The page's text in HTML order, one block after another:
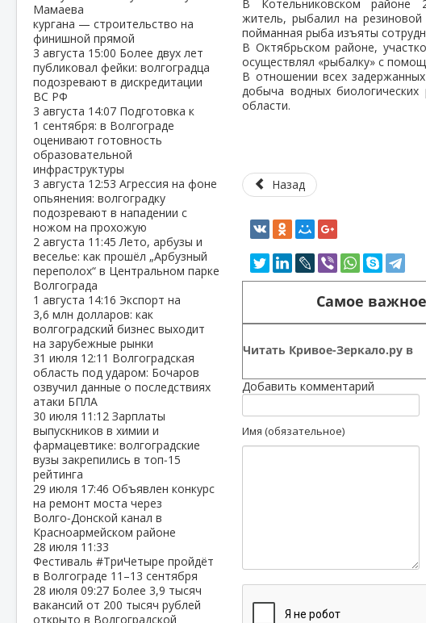
Мамаева
кургана — строительство на
финишной прямой
3 августа 15:00 Более двух лет
публиковал фейки: волгоградца
подозревают в дискредитации
ВС РФ
3 августа 14:07 Подготовка к
1 сентября: в Волгограде
оценивают готовность
образовательной
инфраструктуры
3 августа 12:53 Агрессия на фоне
опьянения: волгоградку
подозревают в нападении с
ножом на прохожую
2 августа 11:45Лето, арбузы и
веселье: как прошёл „Арбузный
переполох“ в Центральном парке
Волгограда
1 августа 14:16 Экспорт на
3,6 млн долларов: как
волгоградский бизнес выходит
на зарубежные рынки
31 июля 12:11 Волгоградская
область под ударом: Бочаров
озвучил данные о последствиях
атаки БПЛА
30 июля 11:12 Зарплаты
выпускников в химии и
фармацевтике: волгоградские
вузы закрепились в топ‑15
рейтинга
29 июля 17:46 Объявлен конкурс
на ремонт моста через
Волго‑Донской канал в
Красноармейском районе
28 июля 11:33
Фестиваль #ТриЧетыре пройдёт
в Волгограде 11–13 сентября
28 июля 09:27 Более 3,9 тысяч
вакансий от 200 тысяч рублей
открыто в Волгоградской
В Котельниковском районе
житель, рыбалил на
пойманная рыба изъяты
В Октябрьском районе,
осуществлял «рыбалку» с
В отношении всех
добыча водных
области.
Назад
Самое
Читать Кривое-Зеркало.ру в
Добавить комментарий
Имя (обязательное)